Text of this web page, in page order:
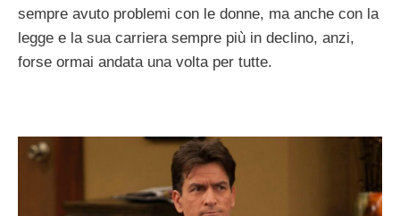
sempre avuto problemi con le donne, ma anche con la
legge e la sua carriera sempre più in declino, anzi,
forse ormai andata una volta per tutte.